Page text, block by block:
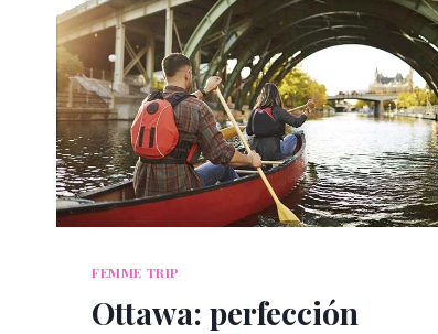
FEMME TRIP
Ottawa: perfección